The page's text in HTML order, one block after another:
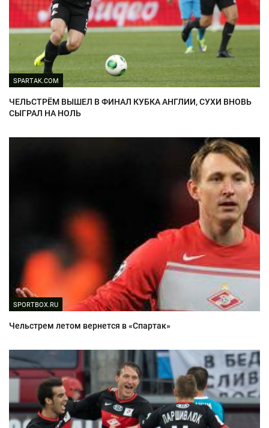
SPARTAK.COM
ЧЕЛЬСТРЁМ ВЫШЕЛ В ФИНАЛ КУБКА АНГЛИИ, СУХИ ВНОВЬ
СЫГРАЛ НА НОЛЬ
SPORTBOX.RU
Чельстрем летом вернется в «Спартак»